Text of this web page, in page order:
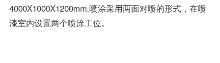
4000X1000X1200mm,喷涂采用两面对喷的形式，在喷
漆室内设置两个喷涂工位。